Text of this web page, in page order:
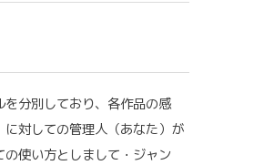
分別しており、各作品の感
対しての管理人（あなた）が
使い方としまして・ジャン